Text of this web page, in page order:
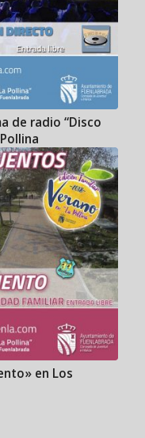
de radio “Disco
en Los